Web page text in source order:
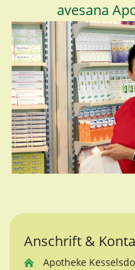
avesana
Anschrift &
Apotheke